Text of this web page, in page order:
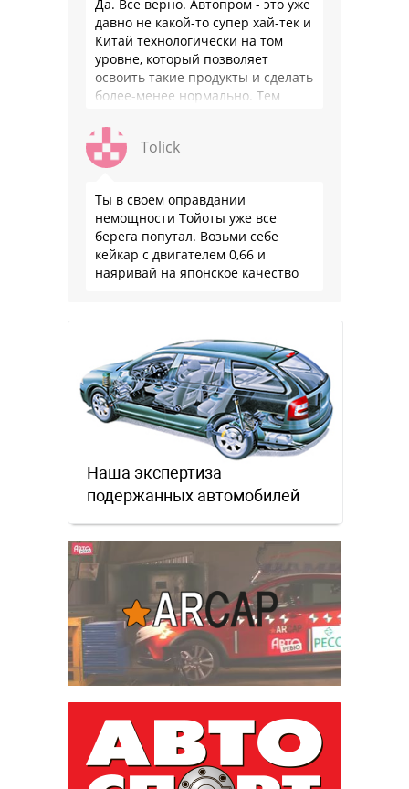
Да. Все верно. Автопром - это уже
давно не какой-то супер хай-тек и
Китай технологически на том
уровне, который позволяет
освоить такие продукты и сделать
более-менее нормально. Тем
Tolick
Ты в своем оправдании
немощности Тойоты уже все
берега попутал. Возьми себе
кейкар с двигателем 0,66 и
наяривай на японское качество
Наша экспертиза
подержанных автомобилей